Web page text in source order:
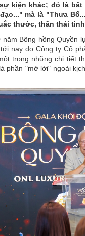
kiện khác; đó là
mà là "Thưa
thước, thần thái
Bông hồng Quyền
nay do Công ty Cổ
trong những chi tiết
phần "mở lời" ngoài